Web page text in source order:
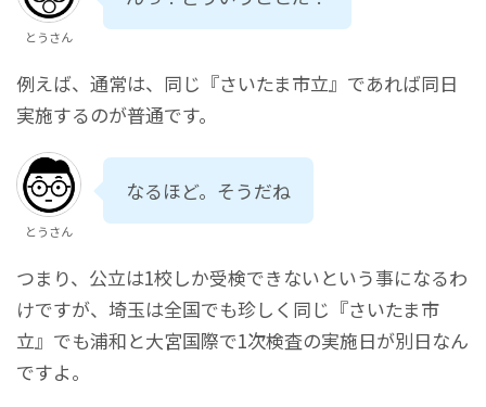
とうさん
例えば、通常は、同じ『さいたま市立』であれば同日
実施するのが普通です。
とうさん
なるほど。そうだね
つまり、公立は1校しか受検できないという事になるわ
けですが、埼玉は全国でも珍しく同じ『さいたま市
立』でも浦和と大宮国際で1次検査の実施日が別日なん
ですよ。